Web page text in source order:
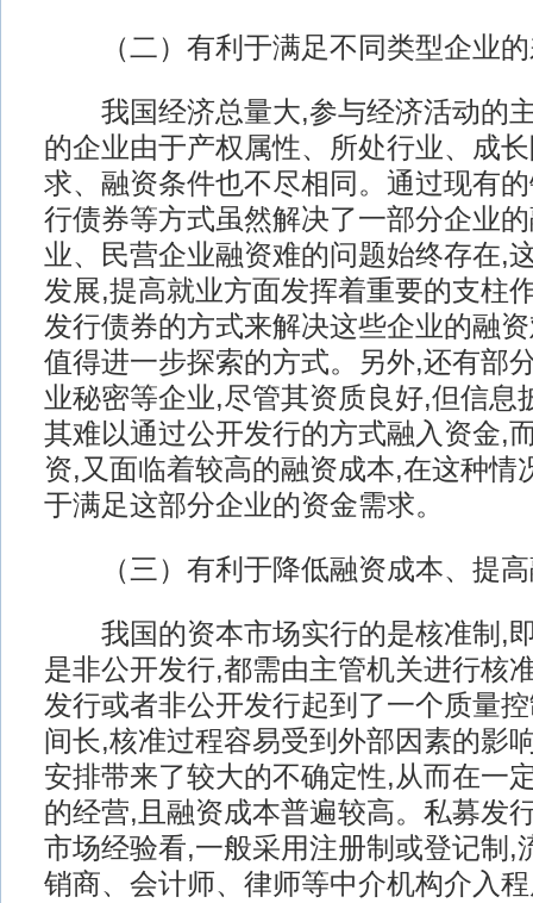
（二）有利于满足不同类型企业的
我国经济总量大,参与经济活动的
的企业由于产权属性、所处行业、成
求、融资条件也不尽相同。通过现有
行债券等方式虽然解决了一部分企业
业、民营企业融资难的问题始终存在,
发展,提高就业方面发挥着重要的支柱
发行债券的方式来解决这些企业的融
值得进一步探索的方式。另外,还有部
业秘密等企业,尽管其资质良好,但信息
其难以通过公开发行的方式融入资金,
资,又面临着较高的融资成本,在这种情
于满足这部分企业的资金需求。
（三）有利于降低融资成本、提高
我国的资本市场实行的是核准制,
是非公开发行,都需由主管机关进行核
发行或者非公开发行起到了一个质量
间长,核准过程容易受到外部因素的影
安排带来了较大的不确定性,从而在一
的经营,且融资成本普遍较高。私募发
市场经验看,一般采用注册制或登记制,
销商、会计师、律师等中介机构介入